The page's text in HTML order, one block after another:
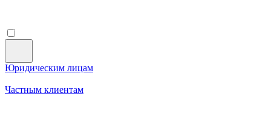
Юридическим лицам
Частным клиентам